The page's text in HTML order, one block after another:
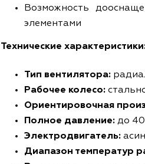
Возможность
элементами
Технические
Тип вентилятора:
Рабочее колесо:
Ориентировочная
Полное давление:до
Электродвигатель:
Диапазон температур